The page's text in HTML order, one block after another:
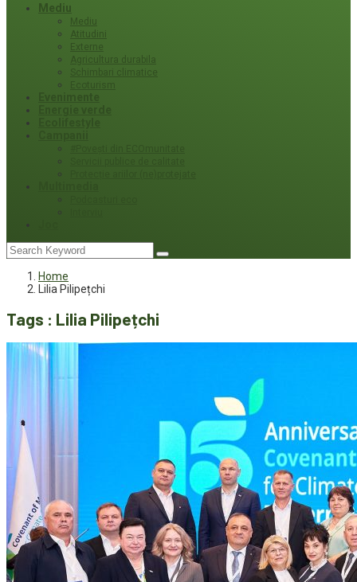
Mediu
Mediu
Atitudini
Externe
Agricultura durabila
Schimbari climatice
Ecoturism
Home
Lilia Pilipețchi
Tags : Lilia Pilipețchi